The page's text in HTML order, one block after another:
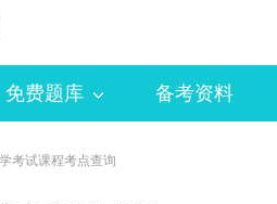
免费题库 备考资料
考试课程考点查询